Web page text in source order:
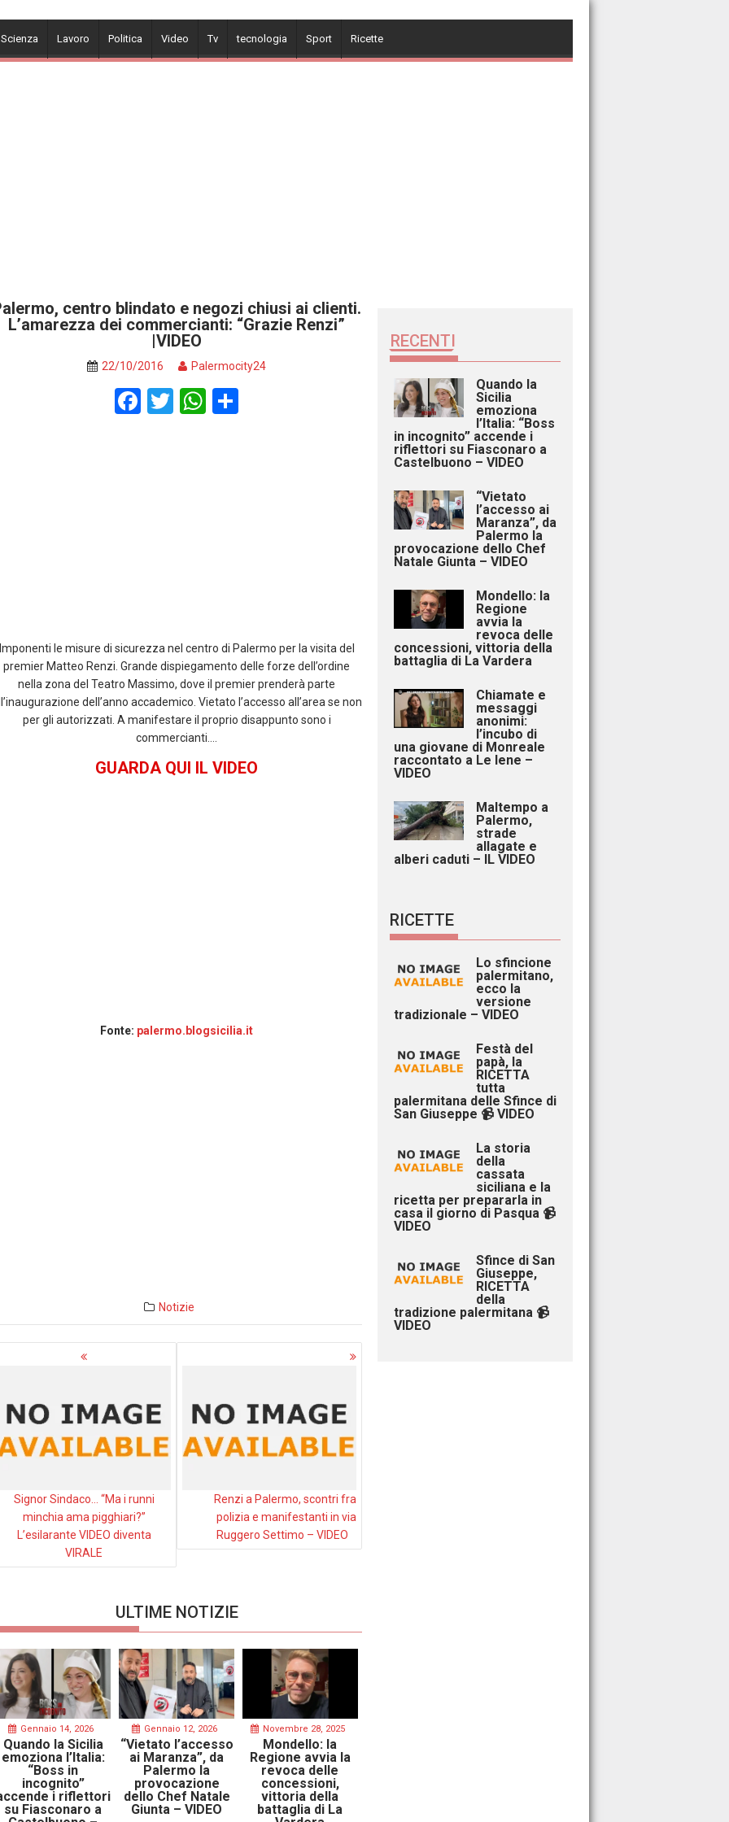
Lavoro Politica Video Tv tecnologia Sport Ricette
centro blindato e negozi chiusi ai clienti.
L’amarezza dei commercianti: “Grazie Renzi”
|VIDEO
22/10/2016 Palermocity24
F
T W
le misure di sicurezza nel centro di Palermo per la visita del
premier Matteo Renzi. Grande dispiegamento delle forze dell’ordine
nella zona del Teatro Massimo, dove il premier prenderà parte
dell’anno accademico. Vietato l’accesso all’area se non
per gli autorizzati. A manifestare il proprio disappunto sono i
commercianti….
GUARDA QUI IL VIDEO
Fonte: palermo.blogsicilia.it
Notizie
Signor Sindaco… “Ma i runni
minchia ama pigghiari?”
L’esilarante VIDEO diventa
VIRALE
Renzi a Palermo, scontri fra
polizia e manifestanti in via
Ruggero Settimo – VIDEO
ULTIME NOTIZIE
Gennaio 14, 2026
Quando la Sicilia
emoziona l’Italia:
“Boss in
incognito”
i riflettori
su Fiasconaro a
Gennaio 12, 2026
“Vietato l’accesso
ai Maranza”, da
Palermo la
provocazione
dello Chef Natale
Giunta – VIDEO
Novembre 28, 2025
Mondello: la
Regione avvia la
revoca delle
concessioni,
vittoria della
battaglia di La
RECENTI
Quando la
Sicilia
emoziona
l’Italia: “Boss
in incognito” accende i
riflettori su Fiasconaro a
Castelbuono – VIDEO
“Vietato
l’accesso ai
Maranza”, da
Palermo la
provocazione dello Chef
Natale Giunta – VIDEO
Mondello: la
Regione
avvia la
revoca delle
concessioni, vittoria della
battaglia di La Vardera
Chiamate e
messaggi
anonimi:
l’incubo di
una giovane di Monreale
raccontato a Le Iene –
VIDEO
Maltempo a
Palermo,
strade
allagate e
alberi caduti – IL VIDEO
RICETTE
Lo sfincione
palermitano,
ecco la
versione
tradizionale – VIDEO
Festà del
papà, la
RICETTA
tutta
palermitana delle Sfince di
San Giuseppe 📹 VIDEO
La storia
della
cassata
siciliana e la
ricetta per prepararla in
casa il giorno di Pasqua 📹
VIDEO
Sfince di San
Giuseppe,
RICETTA
della
tradizione palermitana 📹
VIDEO